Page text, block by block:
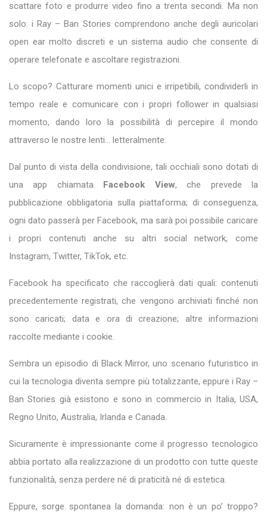
scattare foto e produrre video fino a trenta secondi. Ma non
solo: i Ray – Ban Stories comprendono anche degli auricolari
open ear molto discreti e un sistema audio che consente di
operare telefonate e ascoltare registrazioni.
Lo scopo? Catturare momenti unici e irripetibili, condividerli in
tempo reale e comunicare con i propri follower in qualsiasi
momento, dando loro la possibilità di percepire il mondo
attraverso le nostre lenti… letteralmente.
Dal punto di vista della condivisione, tali occhiali sono dotati di
una app chiamata Facebook View, che prevede la
pubblicazione obbligatoria sulla piattaforma; di conseguenza,
ogni dato passerà per Facebook, ma sarà poi possibile caricare
i propri contenuti anche su altri social network, come
Instagram, Twitter, TikTok, etc.
Facebook ha specificato che raccoglierà dati quali: contenuti
precedentemente registrati, che vengono archiviati finché non
sono caricati; data e ora di creazione; altre informazioni
raccolte mediante i cookie.
Sembra un episodio di Black Mirror, uno scenario futuristico in
cui la tecnologia diventa sempre più totalizzante, eppure i Ray –
Ban Stories già esistono e sono in commercio in Italia, USA,
Regno Unito, Australia, Irlanda e Canada.
Sicuramente è impressionante come il progresso tecnologico
abbia portato alla realizzazione di un prodotto con tutte queste
funzionalità, senza perdere né di praticità né di estetica.
Eppure, sorge spontanea la domanda: non è un po’ troppo?